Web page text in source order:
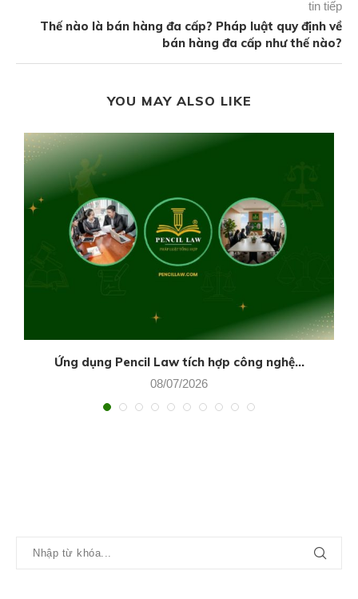
tin tiếp
Thế nào là bán hàng đa cấp? Pháp luật quy định về
bán hàng đa cấp như thế nào?
YOU MAY ALSO LIKE
Ứng dụng Pencil Law tích hợp công nghệ...
08/07/2026